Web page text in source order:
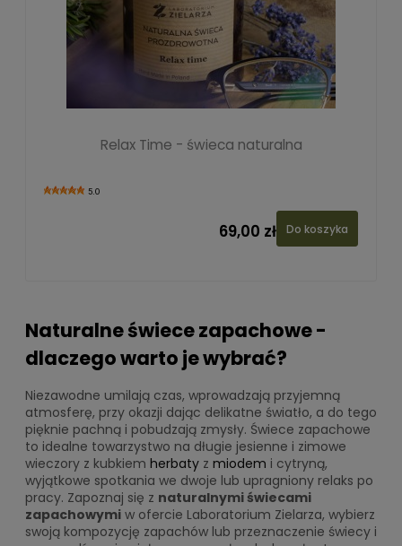
Relax Time - świeca naturalna
5.0
69,00 zł Do koszyka
Naturalne świece zapachowe -
dlaczego warto je wybrać?
Niezawodne umilają czas, wprowadzają przyjemną
atmosferę, przy okazji dając delikatne światło, a do tego
pięknie pachną i pobudzają zmysły. Świece zapachowe
to idealne towarzystwo na długie jesienne i zimowe
wieczory z kubkiem herbaty z miodem i cytryną,
wyjątkowe spotkania we dwoje lub upragniony relaks po
pracy. Zapoznaj się z naturalnymi świecami
zapachowymi w ofercie Laboratorium Zielarza, wybierz
swoją kompozycję zapachów lub przeznaczenie świecy i